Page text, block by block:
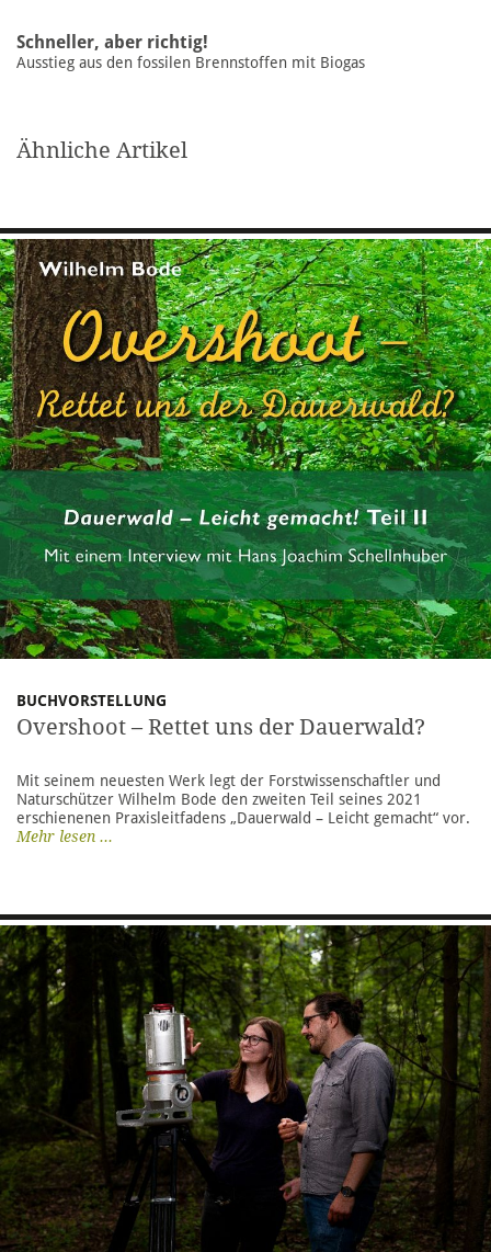
Schneller, aber richtig!
Ausstieg aus den fossilen Brennstoffen mit Biogas
Ähnliche Artikel
BUCHVORSTELLUNG
Overshoot – Rettet uns der Dauerwald?
Mit seinem neuesten Werk legt der Forstwissenschaftler und
Naturschützer Wilhelm Bode den zweiten Teil seines 2021
erschienenen Praxisleitfadens „Dauerwald – Leicht gemacht“ vor.
Mehr lesen ...